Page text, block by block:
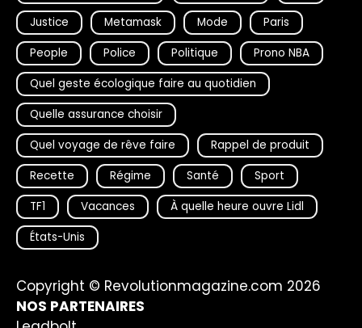
Justice
Metamask Mode
Paris
People
Police Politique
Prono NBA
Quel geste écologique faire au quotidien
Quelle assurance choisir
Quel voyage de rêve faire
Rappel de produit
Recette
Régime Santé
Sport
TF1
Vacances
À quelle heure ouvre Lidl
États-Unis
Copyright © Revolutionmagazine.com 2026
NOS PARTENAIRES